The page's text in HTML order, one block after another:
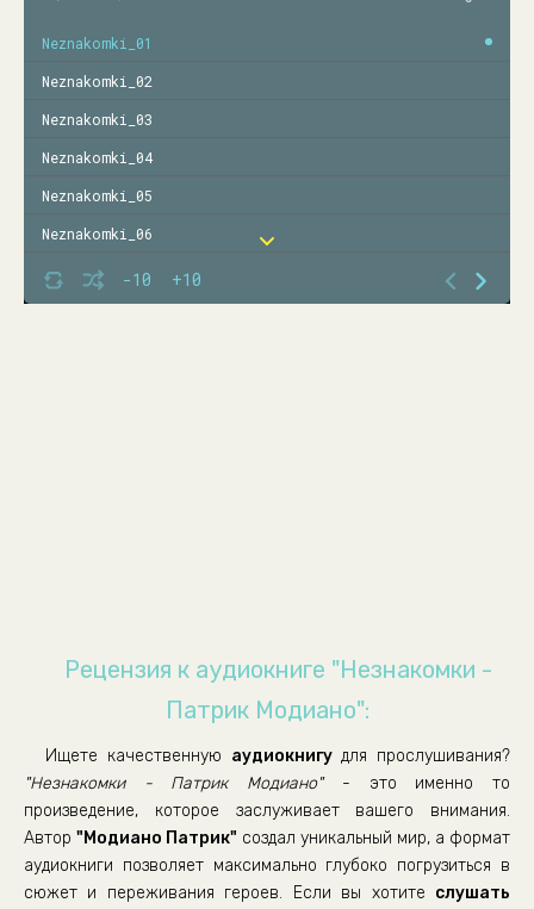
-10 +10
Neznakomki_01
Neznakomki_02
Neznakomki_03
Neznakomki_04
Neznakomki_05
Neznakomki_06
Neznakomki_07
Neznakomki_08
Neznakomki_20
Neznakomki_21
Neznakomki_22
Рецензия к аудиокниге "Незнакомки -
Патрик Модиано":
Ищете качественную аудиокнигудля прослушивания?
"Незнакомки - Патрик Модиано"- это именно то
произведение, которое заслуживает вашего внимания.
Автор "Модиано Патрик" создал уникальный мир, а формат
аудиокниги позволяет максимально глубоко погрузиться в
сюжет и переживания героев. Если вы хотите слушать